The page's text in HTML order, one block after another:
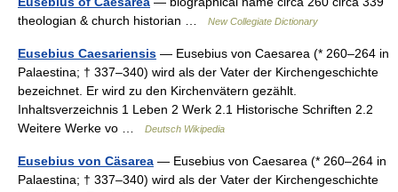
theologian & church historian …
New Collegiate Dictionary
Eusebius Caesariensis — Eusebius von Caesarea (* 260–264 in
Palaestina; † 337–340) wird als der Vater der Kirchengeschichte
bezeichnet. Er wird zu den Kirchenvätern gezählt.
Inhaltsverzeichnis 1 Leben 2 Werk 2.1 Historische Schriften 2.2
Weitere Werke vo …
Deutsch Wikipedia
Eusebius von Cäsarea — Eusebius von Caesarea (* 260–264 in
Palaestina; † 337–340) wird als der Vater der Kirchengeschichte